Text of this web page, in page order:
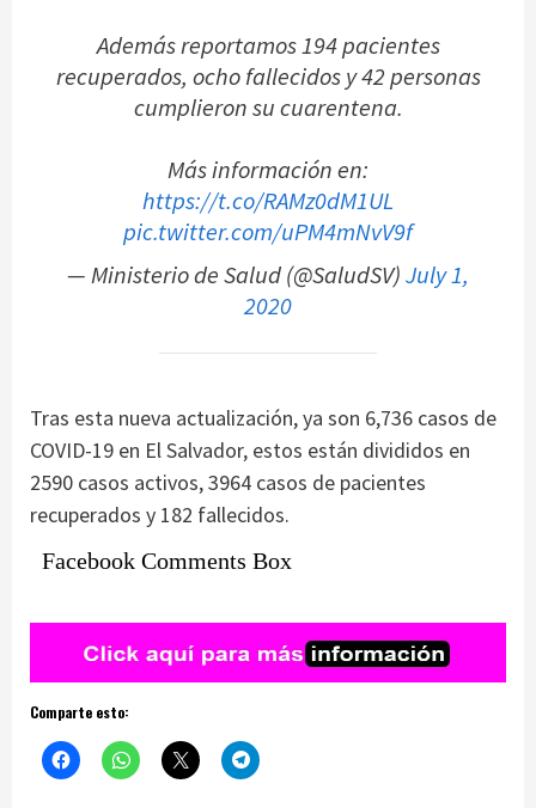
Además reportamos 194 pacientes
recuperados, ocho fallecidos y 42 personas
cumplieron su cuarentena.
Más información en:
https://t.co/RAMz0dM1UL
pic.twitter.com/uPM4mNvV9f
— Ministerio de Salud (@SaludSV)July 1,
2020
Tras esta nueva actualización, ya son 6,736 casos de
COVID-19 en El Salvador, estos están divididos en
2590 casos activos, 3964 casos de pacientes
recuperados y 182 fallecidos.
Facebook Comments Box
Comparte esto: